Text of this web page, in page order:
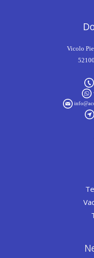
Vicolo